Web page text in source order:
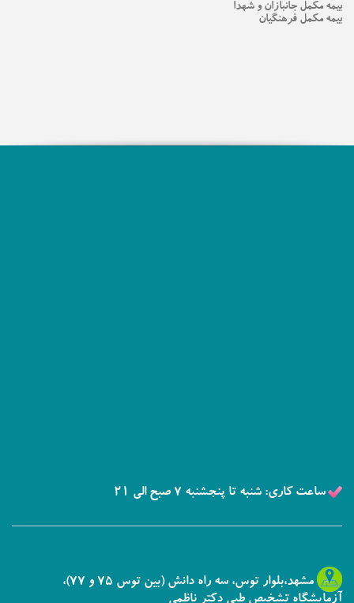
بیمه مکمل جانبازان و شهدا
بیمه مکمل فرهنگیان
ساعت کاری: شنبه تا پنجشنبه 7 صبح الی 21
مشهد،بلوار توس، سه راه دانش (بین توس 75 و 77)،
آزمایشگاه تشخیص طبی دکتر ناظمی